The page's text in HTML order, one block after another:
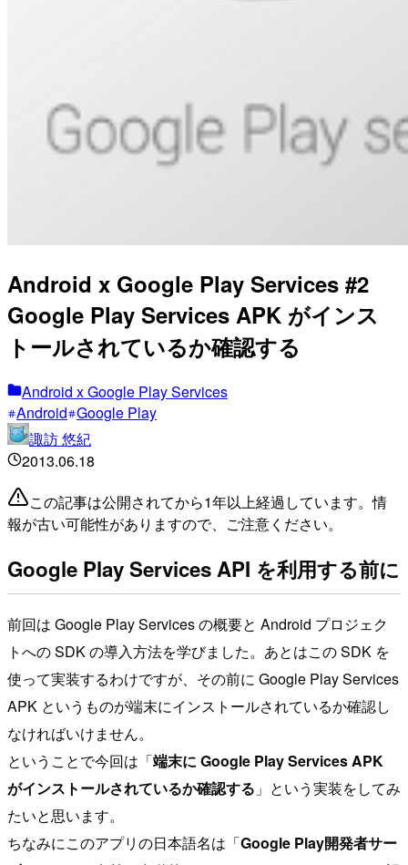
Android x Google Play Services #2
Google Play Services APK がインス
トールされているか確認する
Android x Google Play Services
Android Google Play
諏訪 悠紀
2013.06.18
この記事は公開されてから1年以上経過しています。情
報が古い可能性がありますので、ご注意ください。
Google Play Services API を利用する前に
前回は Google Play Services の概要と Android プロジェク
トへの SDK の導入方法を学びました。あとはこの SDK を
使って実装するわけですが、その前に Google Play Services
APK というものが端末にインストールされているか確認し
なければいけません。
ということで今回は「端末に Google Play Services APK
がインストールされているか確認する 」という実装をしてみ
たいと思います。
ちなみにこのアプリの日本語名は「Google Play開発者サー